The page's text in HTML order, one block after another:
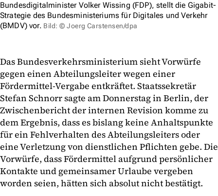
Bundesdigitalminister Volker Wissing (FDP), stellt die Gigabit-
Strategie des Bundesministeriums für Digitales und Verkehr
(BMDV) vor. Bild: © Joerg Carstensen/dpa
Das Bundesverkehrsministerium sieht Vorwürfe
gegen einen Abteilungsleiter wegen einer
Fördermittel-Vergabe entkräftet. Staatssekretär
Stefan Schnorr sagte am Donnerstag in Berlin, der
Zwischenbericht der internen Revision komme zu
dem Ergebnis, dass es bislang keine Anhaltspunkte
für ein Fehlverhalten des Abteilungsleiters oder
eine Verletzung von dienstlichen Pflichten gebe. Die
Vorwürfe, dass Fördermittel aufgrund persönlicher
Kontakte und gemeinsamer Urlaube vergeben
worden seien, hätten sich absolut nicht bestätigt.